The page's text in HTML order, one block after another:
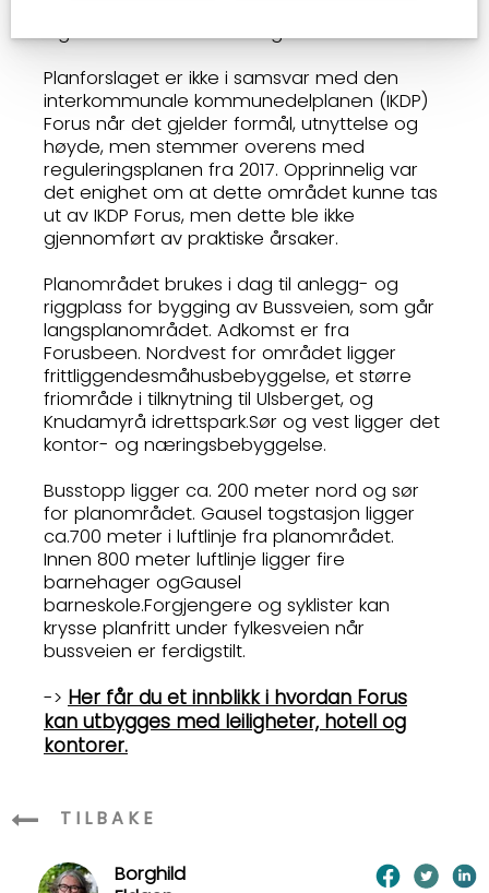
ingen sterke motforestillinger.
Planforslaget er ikke i samsvar med den
interkommunale kommunedelplanen (IKDP)
Forus når det gjelder formål, utnyttelse og
høyde, men stemmer overens med
reguleringsplanen fra 2017. Opprinnelig var
det enighet om at dette området kunne tas
ut av IKDP Forus, men dette ble ikke
gjennomført av praktiske årsaker.
Planområdet brukes i dag til anlegg- og
riggplass for bygging av Bussveien, som går
langsplanområdet. Adkomst er fra
Forusbeen. Nordvest for området ligger
frittliggendesmåhusbebyggelse, et større
friområde i tilknytning til Ulsberget, og
Knudamyrå idrettspark.Sør og vest ligger det
kontor- og næringsbebyggelse.
Busstopp ligger ca. 200 meter nord og sør
for planområdet. Gausel togstasjon ligger
ca.700 meter i luftlinje fra planområdet.
Innen 800 meter luftlinje ligger fire
barnehager ogGausel
barneskole.Forgjengere og syklister kan
krysse planfritt under fylkesveien når
bussveien er ferdigstilt.
-> Her får du et innblikk i hvordan Forus
kan utbygges med leiligheter, hotell og
kontorer.
TILBAKE
Borghild